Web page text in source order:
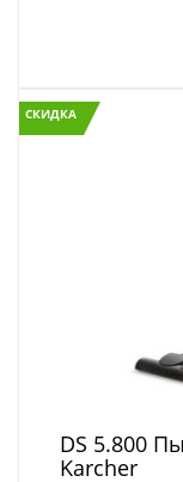
СКИДКА
DS 5.800
Karcher